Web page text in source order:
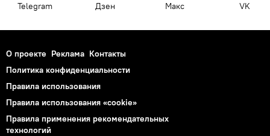
Telegram Дзен Макс VK
О проекте Реклама Контакты
Политика конфиденциальности
Правила использования
Правила использования «cookie»
Правила применения рекомендательных
технологий